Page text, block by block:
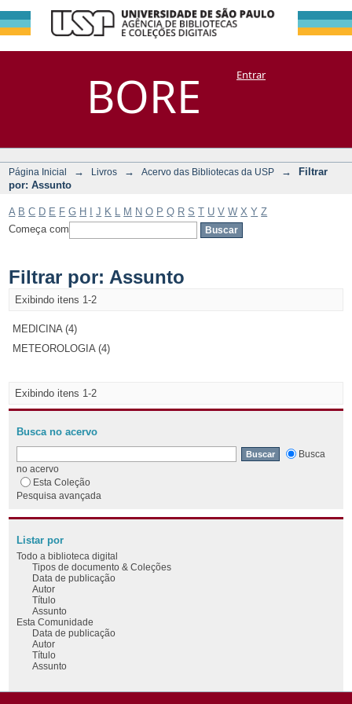
BORE
Filtrar por:
Assunto
DSpace/Manakin + CoriscoEntrar
Página Inicial → Livros → Acervo das Bibliotecas da USP →
Filtrar
por: Assunto
A B C D E F G H J K M N O P Q R S T U V W X Y Z
Começa com
Filtrar por: Assunto
Exibindo itens 1-2
MEDICINA (4)
METEOROLOGIA (4)
Exibindo itens 1-2
Busca no acervo
Busca
no acervo
Esta Coleção
Pesquisa avançada
Listar por
Todo a biblioteca digital
Tipos de documento & Coleções
Data de publicação
Autor
Título
Assunto
Esta Comunidade
Data de publicação
Autor
Título
Assunto